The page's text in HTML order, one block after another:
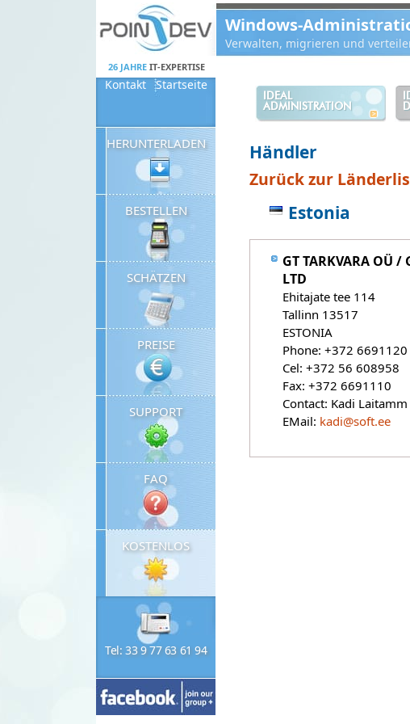
Windows-
Verwalten, migrieren und
26 JAHRE IT-EXPERTISE
Kontakt Startseite
IDEAL
ADMINISTRATION
HERUNTERLADEN
BESTELLEN
SCHÄTZEN
PREISE
SUPPORT
FAQ
KOSTENLOS
Tel: 33 9 77 63 61 94
Händler
Zurück zur
Estonia
GT TARKVARA OÜ /
LTD
Ehitajate tee 114
Tallinn 13517
ESTONIA
Phone: +372 6691120
Cel: +372 56 608958
Fax: +372 6691110
Contact: Kadi Laitamm
EMail: kadi@soft.ee
Panneau de gestion des cookies